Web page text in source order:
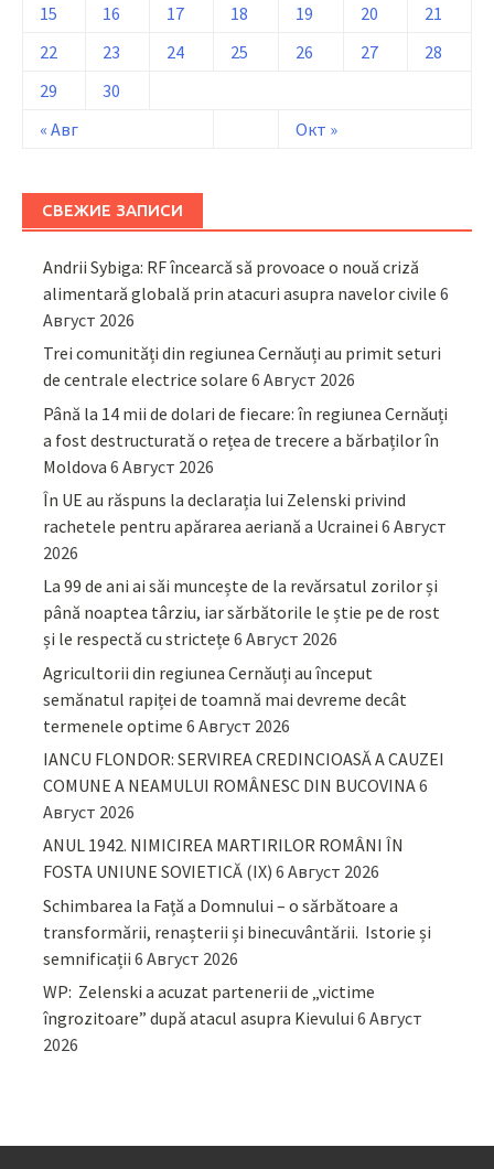
« Авг Окт »
15
16 17 18 19 20
21
22
23 24 25 26 27
28
29
30
СВЕЖИЕ ЗАПИСИ
Andrii Sybiga: RF încearcă să provoace o nouă criză
alimentară globală prin atacuri asupra navelor civile 6
Август 2026
Trei comunități din regiunea Cernăuți au primit seturi
de centrale electrice solare 6 Август 2026
Până la 14 mii de dolari de fiecare: în regiunea Cernăuți
a fost destructurată o rețea de trecere a bărbaților în
Moldova 6 Август 2026
În UE au răspuns la declarația lui Zelenski privind
rachetele pentru apărarea aeriană a Ucrainei 6 Август
2026
La 99 de ani ai săi muncește de la revărsatul zorilor și
până noaptea târziu, iar sărbătorile le știe pe de rost
și le respectă cu strictețe 6 Август 2026
Agricultorii din regiunea Cernăuți au început
semănatul rapiței de toamnă mai devreme decât
termenele optime 6 Август 2026
IANCU FLONDOR: SERVIREA CREDINCIOASĂ A CAUZEI
COMUNE A NEAMULUI ROMÂNESC DIN BUCOVINA6
Август 2026
ANUL 1942. NIMICIREA MARTIRILOR ROMÂNI ÎN
FOSTA UNIUNE SOVIETICĂ (IX) 6 Август 2026
Schimbarea la Față a Domnului – o sărbătoare a
transformării, renașterii și binecuvântării. Istorie și
semnificații 6 Август 2026
WP: Zelenski a acuzat partenerii de „victime
îngrozitoare” după atacul asupra Kievului 6 Август
2026